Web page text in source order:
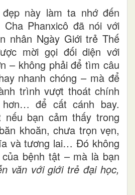
này làm ta nhớ đến
Phanxicô đã nói với
nhân Ngày Giới trẻ Thế
mời gọi đối diện với
– không phải để tìm câu
nhanh chóng – mà để
trình vượt thoát chính
để cất cánh bay.
nếu bạn cảm thấy trong
khoăn, chưa trọn vẹn,
và tương lai… Đó không
bệnh tật – mà là bạn
văn với giới trẻ đại học,